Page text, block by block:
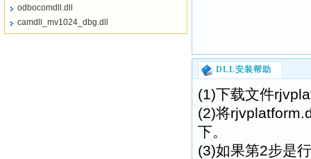
DLL安装帮助
(1)下载文件
(2)将
下。
(3)如果第2步是
odbocomdll.dll
camdll_mv1024_dbg.dll